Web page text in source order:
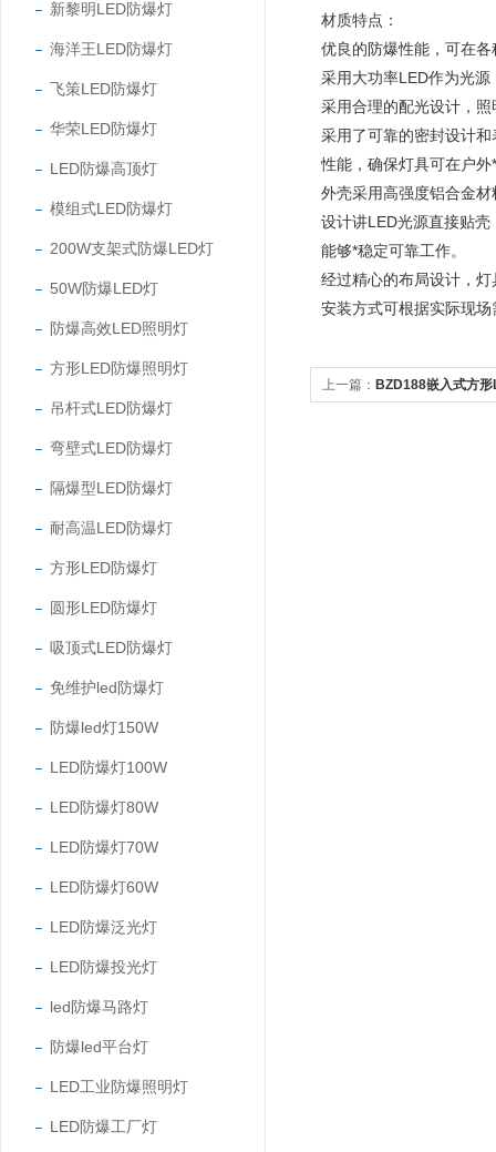
新黎明LED防爆灯
海洋王LED防爆灯
飞策LED防爆灯
华荣LED防爆灯
LED防爆高顶灯
模组式LED防爆灯
200W支架式防爆LED灯
50W防爆LED灯
防爆高效LED照明灯
方形LED防爆照明灯
吊杆式LED防爆灯
弯壁式LED防爆灯
隔爆型LED防爆灯
耐高温LED防爆灯
方形LED防爆灯
圆形LED防爆灯
吸顶式LED防爆灯
免维护led防爆灯
防爆led灯150W
LED防爆灯100W
LED防爆灯80W
LED防爆灯70W
LED防爆灯60W
LED防爆泛光灯
LED防爆投光灯
led防爆马路灯
防爆led平台灯
LED工业防爆照明灯
LED防爆工厂灯
材质特点：
优良的防爆性能，可在
采用大功率LED作为光
采用合理的配光设计，
采用了可靠的密封设计
性能，确保灯具可在户
外壳采用高强度铝合金
设计讲LED光源直接贴
能够*稳定可靠工作。
经过精心的布局设计，
安装方式可根据实际现
上一篇： BZD188嵌入式方